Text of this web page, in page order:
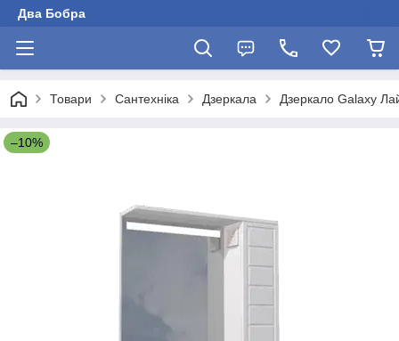
Два Бобра
Товари Сантехніка Дзеркала Дзеркало Galaxy
–10%